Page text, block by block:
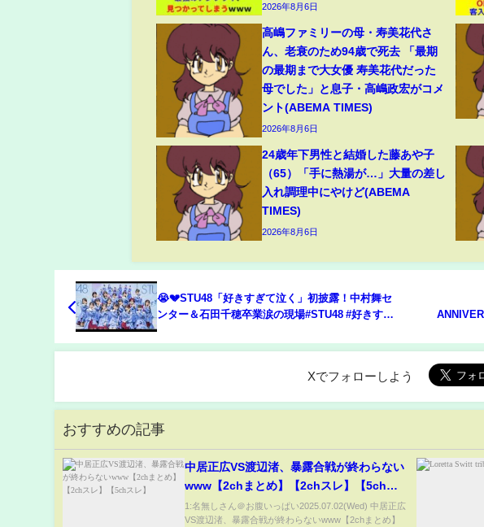
2026年8月6日
高嶋ファミリーの母・寿美花代さ
ん、老衰のため94歳で死去 「最期
の最期まで大女優 寿美花代だった
母でした」と息子・高嶋政宏がコメ
ント(ABEMA TIMES)
2026年8月6日
24歳年下男性と結婚した藤あや子
（65）「手に熱湯が…」大量の差し
入れ調理中にやけど(ABEMA
TIMES)
2026年8月6日
😭💔STU48「好きすぎて泣く」初披露！中村舞セ
ンター＆石田千穂卒業涙の現場#STU48 #好きすぎ
ラゾーナ川崎 #48グループ #卒コン発表
Xでフォローしよう
おすすめの記事
中居正広VS渡辺渚、暴露合戦が終わらない
www【2chまとめ】【2chスレ】【5chス
レ】
1:名無しさん＠お腹いっぱい2025.07.02(Wed) 中居正広
VS渡辺渚、暴露合戦が終わらないwww【2chまとめ】